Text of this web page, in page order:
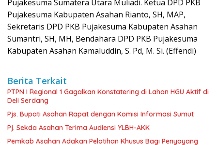
Pujakesuma Sumatera Utara Muliadi. Ketua DPD PKB
Pujakesuma Kabupaten Asahan Rianto, SH, MAP,
Sekretaris DPD PKB Pujakesuma Kabupaten Asahan
Sumantri, SH, MH, Bendahara DPD PKB Pujakesuma
Kabupaten Asahan Kamaluddin, S. Pd, M. Si. (Effendi)
Berita Terkait
PTPN I Regional 1 Gagalkan Konstatering di Lahan HGU Aktif di
Deli Serdang
Pjs. Bupati Asahan Rapat dengan Komisi Informasi Sumut
Pj. Sekda Asahan Terima Audiensi YLBH-AKK
Pemkab Asahan Adakan Pelatihan Khusus Bagi Penyayang